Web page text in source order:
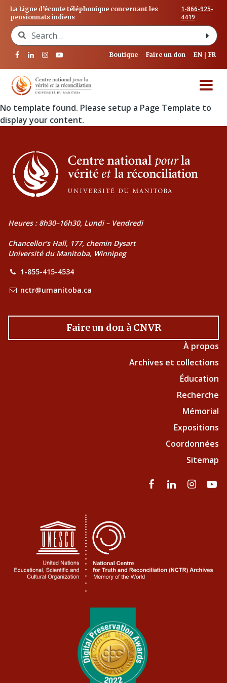
La Ligne d’écoute téléphonique concernant les
pensionnats indiens
1-866-925-
4419
Search for:
Boutique Faire un don EN FR
No template found. Please setup a Page Template to
display your content.
Heures : 8h30–16h30, Lundi – Vendredi
Chancellor’s Hall, 177, chemin Dysart
Université du Manitoba, Winnipeg
1-855-415-4534
nctr@umanitoba.ca
Faire un don à CNVR
À propos
Archives et collections
Éducation
Recherche
Mémorial
Expositions
Coordonnées
Sitemap